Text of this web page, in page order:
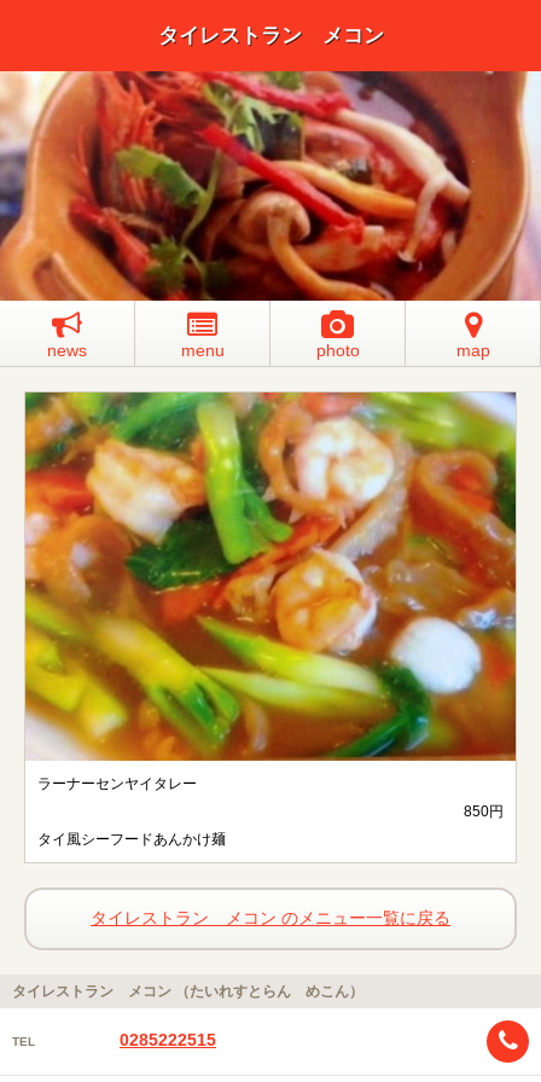
タイレストラン メコン
news menu photo map
ラーナーセンヤイタレー
850円
タイ風シーフードあんかけ麺
タイレストラン メコン のメニュー一覧に戻る
タイレストラン メコン （たいれすとらん めこん）
TEL 0285222515